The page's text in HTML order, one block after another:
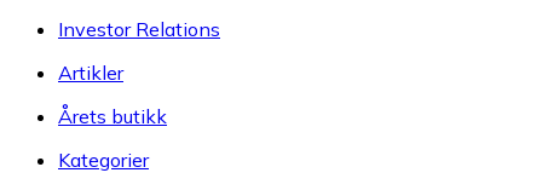
Investor Relations
Artikler
Årets butikk
Kategorier